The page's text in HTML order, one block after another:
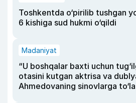
Toshkentda o‘pirilib tushgan
6 kishiga sud hukmi o‘qildi
Madaniyat
“U boshqalar baxti uchun
otasini kutgan aktrisa va
Ahmedovaning sinovlarga